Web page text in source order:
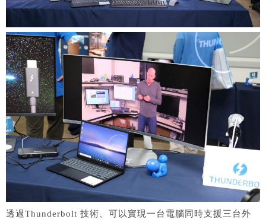
透過Thunderbolt 技術、可以實現一台電腦同時支援三台外